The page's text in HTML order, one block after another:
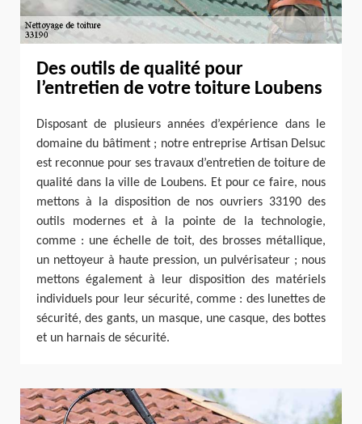
Des outils de qualité pour
l’entretien de votre toiture Loubens
Disposant de plusieurs années d’expérience dans le
domaine du bâtiment ; notre entreprise Artisan Delsuc
est reconnue pour ses travaux d’entretien de toiture de
qualité dans la ville de Loubens. Et pour ce faire, nous
mettons à la disposition de nos ouvriers 33190 des
outils modernes et à la pointe de la technologie,
comme : une échelle de toit, des brosses métallique,
un nettoyeur à haute pression, un pulvérisateur ; nous
mettons également à leur disposition des matériels
individuels pour leur sécurité, comme : des lunettes de
sécurité, des gants, un masque, une casque, des bottes
et un harnais de sécurité.